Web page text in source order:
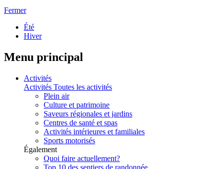
Fermer
Été
Hiver
Menu principal
Activités
Activités Toutes les activités
Plein air
Culture et patrimoine
Saveurs régionales et jardins
Centres de santé et spas
Activités intérieures et familiales
Sports motorisés
Également
Quoi faire actuellement?
Top 10 des sentiers de randonnée